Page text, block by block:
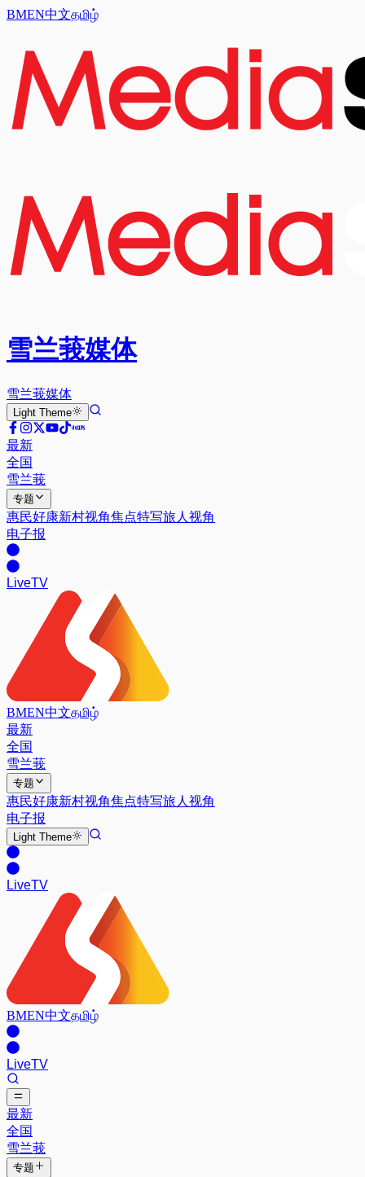
BMEN中文தமிழ்
雪兰莪媒体
雪兰莪媒体
Light Theme
最新
全国
雪兰莪
专题
惠民好康新村视角焦点特写旅人视角
电子报
LiveTV
BMEN中文தமிழ்
最新
全国
雪兰莪
专题
惠民好康新村视角焦点特写旅人视角
电子报
Light Theme
LiveTV
BMEN中文தமிழ்
LiveTV
最新
全国
雪兰莪
专题